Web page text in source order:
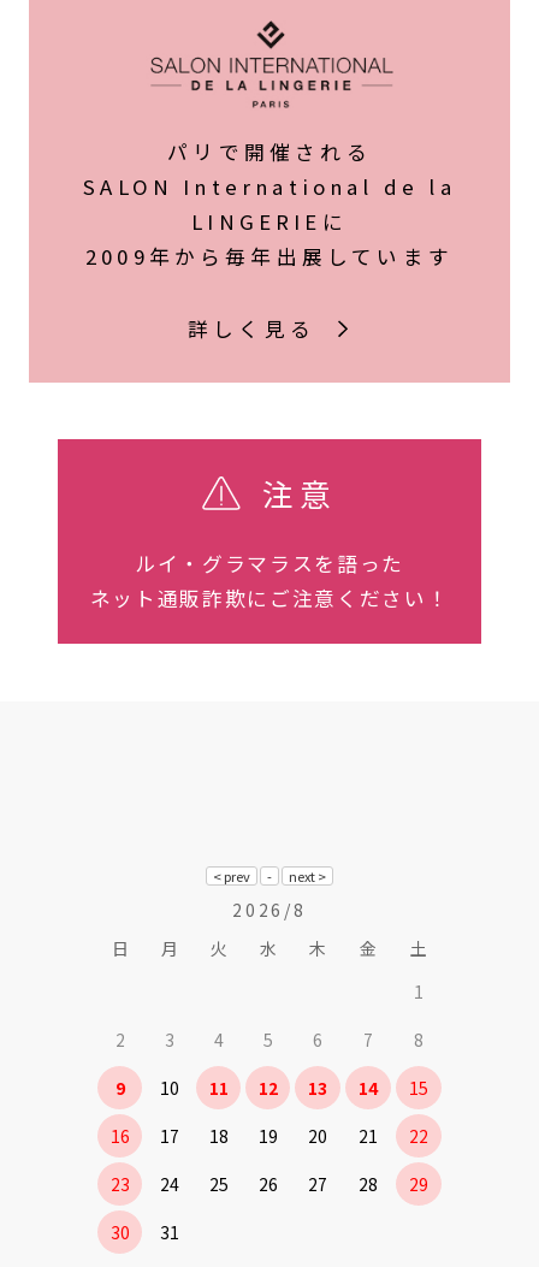
パリで開催される
SALON International de la
LINGERIEに
2009年から毎年出展しています
詳しく見る
注意
ルイ・グラマラスを語った
ネット通販詐欺にご注意ください！
2026/8
日
月 火 水 木 金
土
1
2
3 4 5 6 7
8
9
10 11 12 13 14
15
16
17 18 19 20 21
22
23
24 25 26 27 28
29
30
31